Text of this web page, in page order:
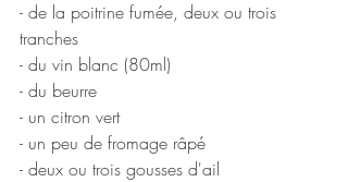
- de la poitrine fumée, deux ou trois
tranches
- du vin blanc (80ml)
- du beurre
- un citron vert
- un peu de fromage râpé
- deux ou trois gousses d'ail